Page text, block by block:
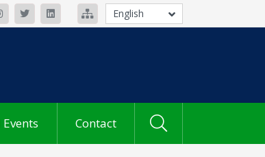
English
Contact